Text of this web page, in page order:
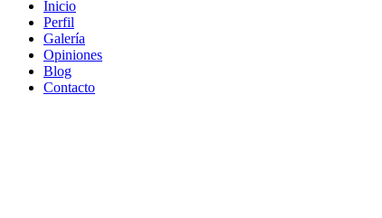
Inicio
Perfil
Galería
Opiniones
Blog
Contacto